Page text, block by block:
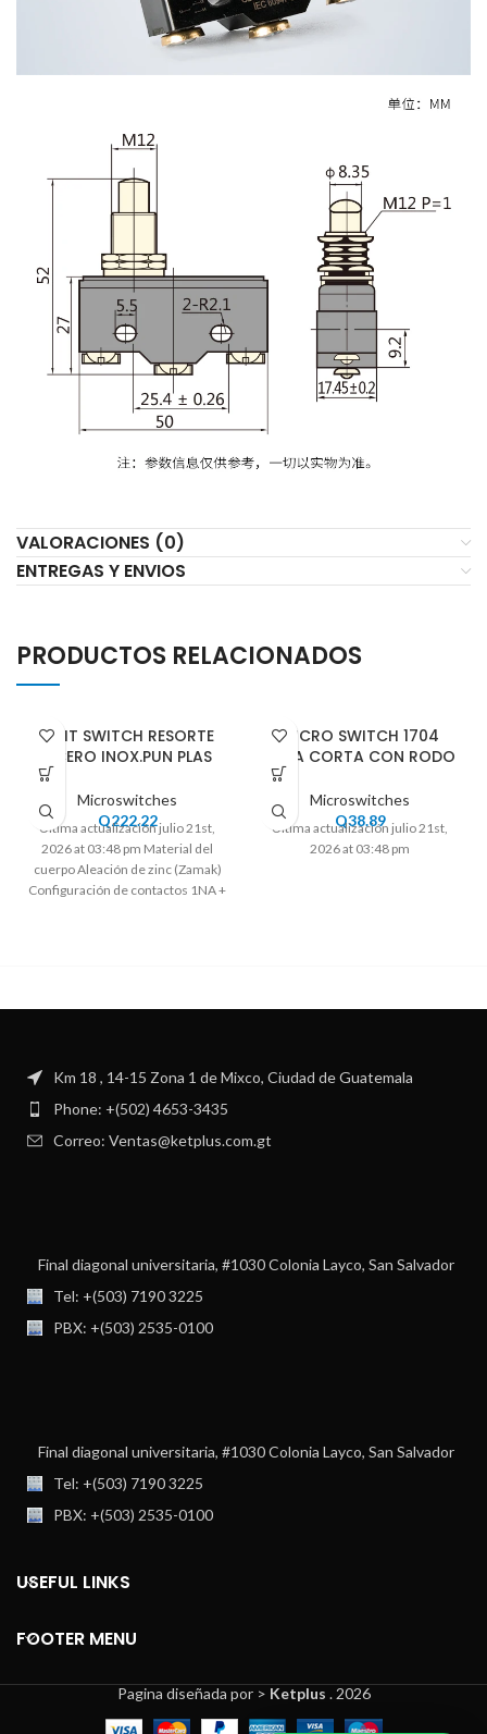
VALORACIONES (0)
ENTREGAS Y ENVIOS
PRODUCTOS RELACIONADOS
LIMIT SWITCH RESORTE
ACERO INOX.PUN PLAS
Microswitches
Q222.22
Ultima actualización julio 21st,
2026 at 03:48 pm Material del
cuerpo Aleación de zinc (Zamak)
Configuración de contactos 1NA +
MICRO SWITCH 1704
PATA CORTA CON RODO
Microswitches
Q38.89
Ultima actualización julio 21st,
2026 at 03:48 pm
Km 18 , 14-15 Zona 1 de Mixco, Ciudad de Guatemala
Phone: +(502) 4653-3435
Correo: Ventas@ketplus.com.gt
Final diagonal universitaria, #1030 Colonia Layco, San Salvador
Tel: +(503) 7190 3225
PBX: +(503) 2535-0100
Final diagonal universitaria, #1030 Colonia Layco, San Salvador
Tel: +(503) 7190 3225
PBX: +(503) 2535-0100
USEFUL LINKS
FOOTER MENU
Pagina diseñada por > Ketplus . 2026